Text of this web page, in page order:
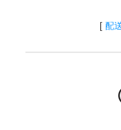
[ 配